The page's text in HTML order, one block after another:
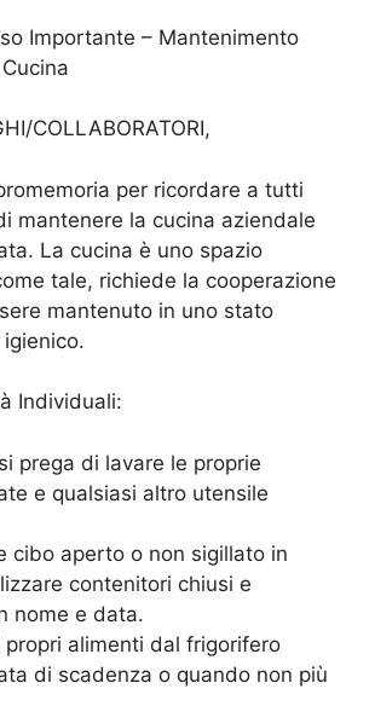
Importante – Mantenimento
COLLABORATORI,
per ricordare a tutti
mantenere la cucina aziendale
La cucina è uno spazio
tale, richiede la cooperazione
mantenuto in uno stato
Individuali:
prega di lavare le proprie
e qualsiasi altro utensile
cibo aperto o non sigillato in
contenitori chiusi e
nome e data.
propri alimenti dal frigorifero
di scadenza o quando non più